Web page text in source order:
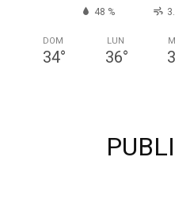
48 %
DOM
34°
LUN
36°